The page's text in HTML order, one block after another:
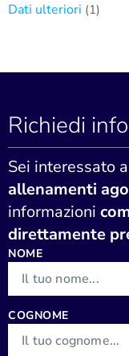
Dati ulteriori (1)
Richiedi
Sei interessato
allenamenti
informazioni
direttamente
NOME
COGNOME